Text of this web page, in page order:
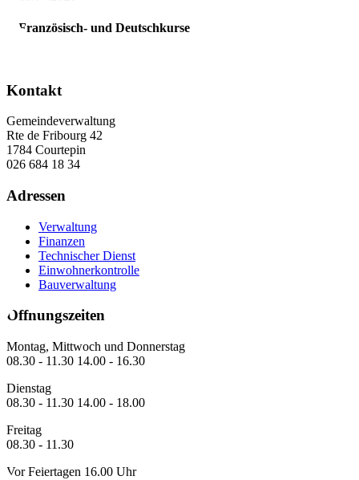
Französisch- und Deutschkurse
Kontakt
Gemeindeverwaltung
Rte de Fribourg 42
1784 Courtepin
026 684 18 34
Adressen
Verwaltung
Finanzen
Technischer Dienst
Einwohnerkontrolle
Bauverwaltung
Öffnungszeiten
Montag, Mittwoch und Donnerstag
08.30 - 11.30 14.00 - 16.30
Dienstag
08.30 - 11.30 14.00 - 18.00
Freitag
08.30 - 11.30
Vor Feiertagen 16.00 Uhr